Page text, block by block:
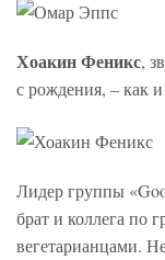
Хоакин Феникс,
с рождения, – как
Лидер группы
брат и коллега по
вегетарианцами.